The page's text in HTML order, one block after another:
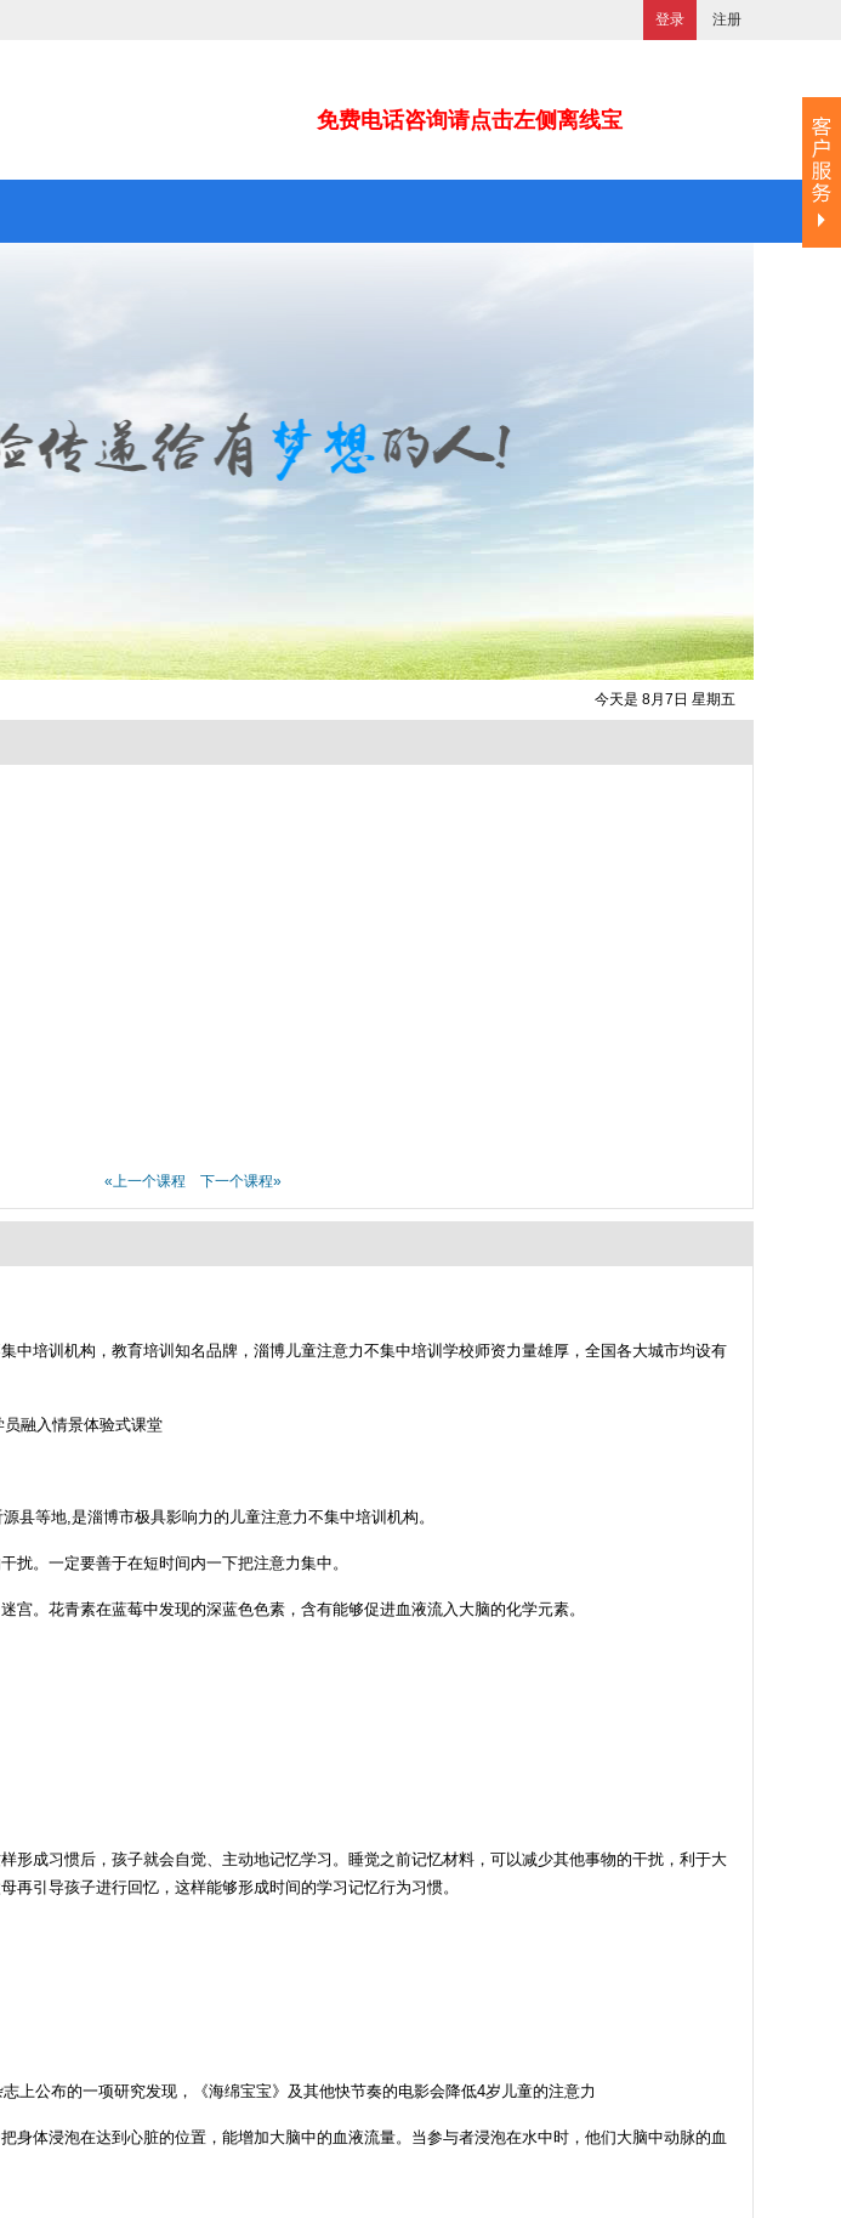
登录 注册
免费电话咨询请点击左侧离线宝
今天是 8月7日 星期五
«上一个课程 下一个课程»
培训机构，教育培训知名品牌，淄博儿童注意力不集中培训学校师资力量雄厚，全国各大城市均设有
融入情景体验式课堂
县等地,是淄博市极具影响力的儿童注意力不集中培训机构。
扰。一定要善于在短时间内一下把注意力集中。
。花青素在蓝莓中发现的深蓝色色素，含有能够促进血液流入大脑的化学元素。
成习惯后，孩子就会自觉、主动地记忆学习。睡觉之前记忆材料，可以减少其他事物的干扰，利于大
引导孩子进行回忆，这样能够形成时间的学习记忆行为习惯。
上公布的一项研究发现，《海绵宝宝》及其他快节奏的电影会降低4岁儿童的注意力
体浸泡在达到心脏的位置，能增加大脑中的血液流量。当参与者浸泡在水中时，他们大脑中动脉的血